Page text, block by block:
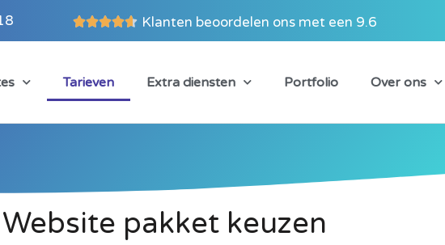
 Klanten beoordelen ons met een 9.6
Tarieven Extra diensten Portfolio Over ons
Website pakket keuzen